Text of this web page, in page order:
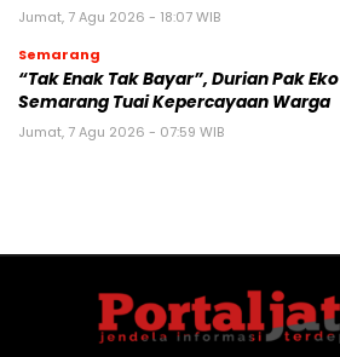
Jumat, 7 Agu 2026 - 18:07 WIB
Semarang
“Tak Enak Tak Bayar”, Durian Pak Eko
Semarang Tuai Kepercayaan Warga
Jumat, 7 Agu 2026 - 07:59 WIB